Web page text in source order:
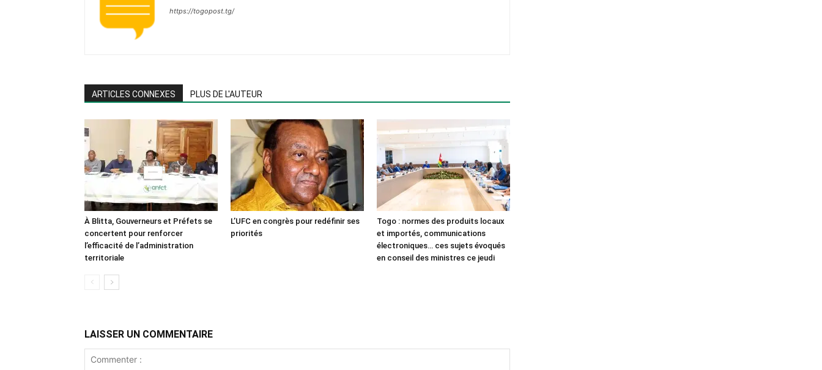
https://togopost.tg/
ARTICLES CONNEXES PLUS DE L'AUTEUR
À Blitta, Gouverneurs et Préfets se
concertent pour renforcer
l’efficacité de l’administration
territoriale
L’UFC en congrès pour redéfinir ses
priorités
Togo : normes des produits locaux
et importés, communications
électroniques… ces sujets évoqués
en conseil des ministres ce jeudi
LAISSER UN COMMENTAIRE